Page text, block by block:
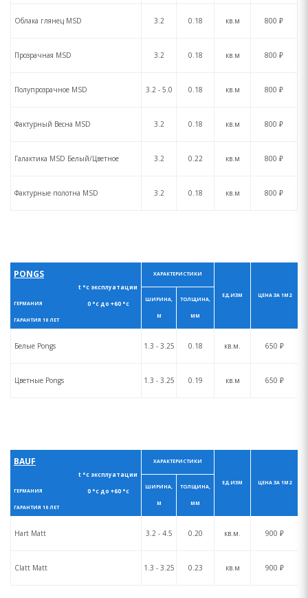
Облака глянец MSD 3.2 0.18 кв.м 800 ₽
Прозрачная MSD 3.2 0.18 кв.м 800 ₽
Полупрозрачное MSD 3.2 - 5.0 0.18 кв.м 800 ₽
Фактурный Весна MSD 3.2 0.18 кв.м 800 ₽
Галактика MSD Белый/Цветное 3.2 0.22 кв.м 800 ₽
Фактурные полотна MSD 3.2 0.18 кв.м 800 ₽
PONGS
t °с эксплуатации
0 °с до +60 °с
ГЕРМАНИЯ
ГАРАНТИЯ 10 ЛЕТ
ХАРАКТЕРИСТИКИ
ЕД.ИЗМ ЦЕНА ЗА 1М2
ШИРИНА,
М
ТОЛЩИНА,
ММ
Белые Pongs 1.3 - 3.25 0.18 кв.м. 650 ₽
Цветные Pongs 1.3 - 3.25 0.19 кв.м 650 ₽
BAUF
t °с эксплуатации
0 °с до +60 °с
ГЕРМАНИЯ
ГАРАНТИЯ 10 ЛЕТ
ХАРАКТЕРИСТИКИ
ЕД.ИЗМ ЦЕНА ЗА 1М2
ШИРИНА,
М
ТОЛЩИНА,
ММ
Hart Matt 3.2 - 4.5 0.20 кв.м. 900 ₽
Clatt Matt 1.3 - 3.25 0.23 кв.м 900 ₽